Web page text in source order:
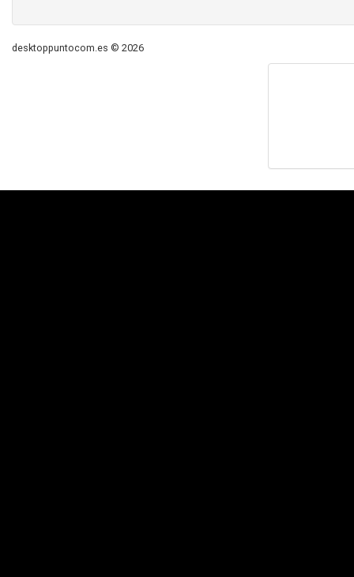
desktoppuntocom.es © 2026